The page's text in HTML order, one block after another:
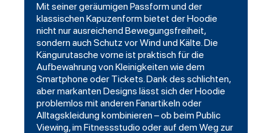
Mit seiner geräumigen Passform und der
klassischen Kapuzenform bietet der Hoodie
nicht nur ausreichend Bewegungsfreiheit,
sondern auch Schutz vor Wind und Kälte. Die
Kängurutasche vorne ist praktisch für die
Aufbewahrung von Kleinigkeiten wie dem
Smartphone oder Tickets. Dank des schlichten,
aber markanten Designs lässt sich der Hoodie
problemlos mit anderen Fanartikeln oder
Alltagskleidung kombinieren – ob beim Public
Viewing, im Fitnessstudio oder auf dem Weg zur